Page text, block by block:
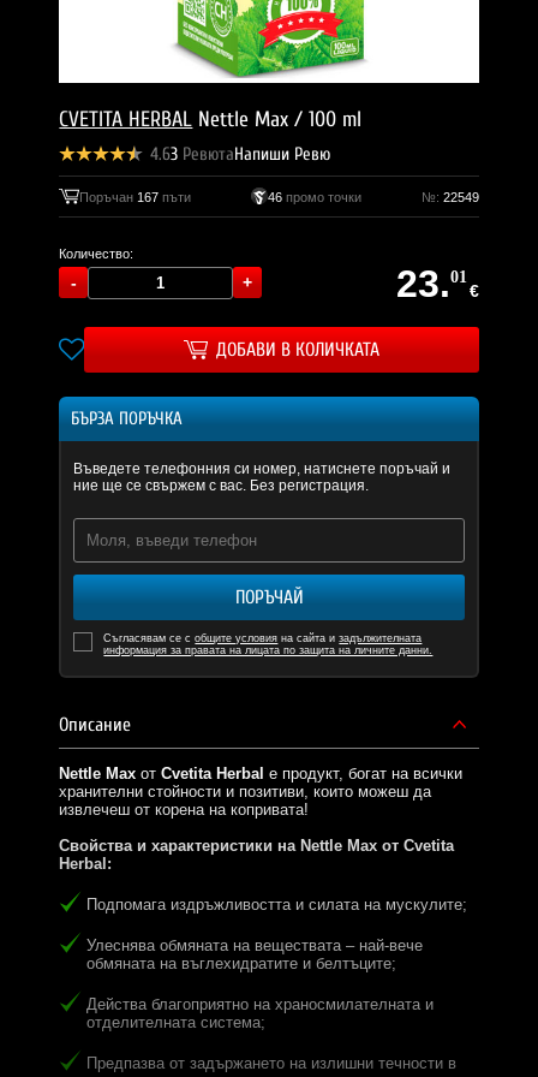
CVETITA HERBAL Nettle Max / 100 ml
4.63 РевютаНапиши Ревю
Поръчан 167 пъти 46промо точки №: 22549
Количество:
23.01
€
ДОБАВИ В КОЛИЧКАТА
БЪРЗА ПОРЪЧКА
Въведете телефонния си номер, натиснете поръчай и
ние ще се свържем с вас. Без регистрация.
ПОРЪЧАЙ
Съгласявам се собщите условия на сайта изадължителната
информация за правата на лицата по защита на личните данни.
Описание
Nettle Maxот Cvetita Herbalе продукт, богат на всички
хранителни стойности и позитиви, които можеш да
извлечеш от корена на копривата!
Свойства и характеристики на Nettle Max от Cvetita
Herbal:
Подпомага издръжливостта и силата на мускулите;
Улеснява обмяната на веществата – най-вече
обмяната на въглехидратите и белтъците;
Действа благоприятно на храносмилателната и
отделителната система;
Предпазва от задържането на излишни течности в